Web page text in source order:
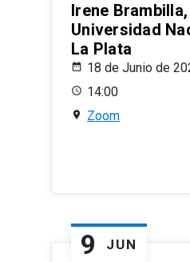
Irene Brambilla,
Universidad
La Plata
18 de Junio de
14:00
Zoom
9 JUN